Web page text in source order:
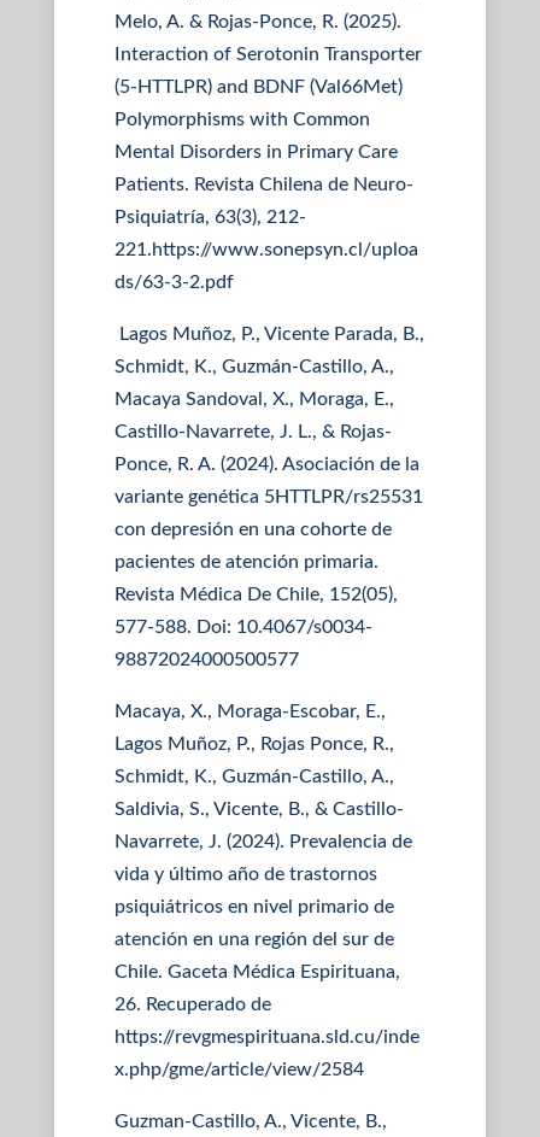
Melo, A. & Rojas-Ponce, R. (2025).
Interaction of Serotonin Transporter
(5-HTTLPR) and BDNF (Val66Met)
Polymorphisms with Common
Mental Disorders in Primary Care
Patients. Revista Chilena de Neuro-
Psiquiatría, 63(3), 212-
221.https://www.sonepsyn.cl/uploa
ds/63-3-2.pdf
Lagos Muñoz, P., Vicente Parada, B.,
Schmidt, K., Guzmán-Castillo, A.,
Macaya Sandoval, X., Moraga, E.,
Castillo-Navarrete, J. L., & Rojas-
Ponce, R. A. (2024). Asociación de la
variante genética 5HTTLPR/rs25531
con depresión en una cohorte de
pacientes de atención primaria.
Revista Médica De Chile, 152(05),
577-588. Doi: 10.4067/s0034-
98872024000500577
Macaya, X., Moraga-Escobar, E.,
Lagos Muñoz, P., Rojas Ponce, R.,
Schmidt, K., Guzmán-Castillo, A.,
Saldivia, S., Vicente, B., & Castillo-
Navarrete, J. (2024). Prevalencia de
vida y último año de trastornos
psiquiátricos en nivel primario de
atención en una región del sur de
Chile. Gaceta Médica Espirituana,
26. Recuperado de
https://revgmespirituana.sld.cu/inde
x.php/gme/article/view/2584
Guzman-Castillo, A., Vicente, B.,